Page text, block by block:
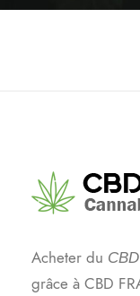
Acheter du CBD
grâce à CBD